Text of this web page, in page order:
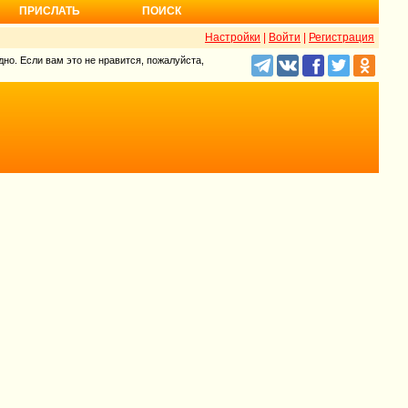
ПРИСЛАТЬ ПОИСК
Настройки Войти Регистрация
Если вам это не нравится, пожалуйста,